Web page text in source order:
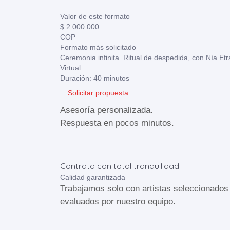
Valor de este formato
$ 2.000.000
COP
Formato más solicitado
Ceremonia infinita. Ritual de despedida, con Nía
Virtual
Duración: 40 minutos
Solicitar propuesta
Asesoría personalizada.
Respuesta en pocos minutos.
Contrata con total tranquilidad
Calidad garantizada
Trabajamos solo con artistas
evaluados por nuestro equipo.